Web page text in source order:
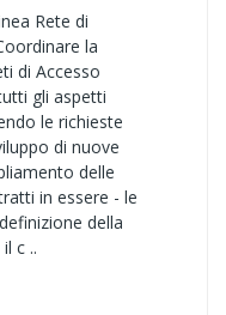
Rete di
la
di Accesso
gli aspetti
le richieste
di nuove
delle
in essere - le
della
c ..